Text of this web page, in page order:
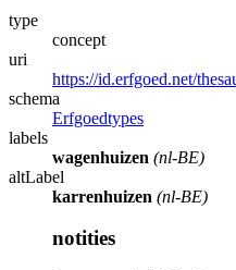
type
concept
uri
https://id.erfgoed.net/
schema
Erfgoedtypes
labels
wagenhuizen (nl-BE)
altLabel
karrenhuizen (nl-BE)
notities